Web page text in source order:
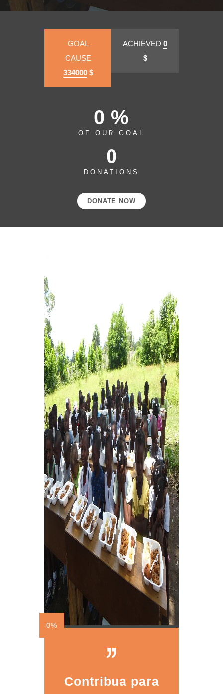
GOAL
CAUSE
334000$
ACHIEVED 0
$
0 %
OF OUR GOAL
0
DONATIONS
DONATE NOW
0%
Contribua para